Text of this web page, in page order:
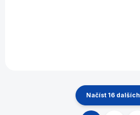
Načíst 16 dalších